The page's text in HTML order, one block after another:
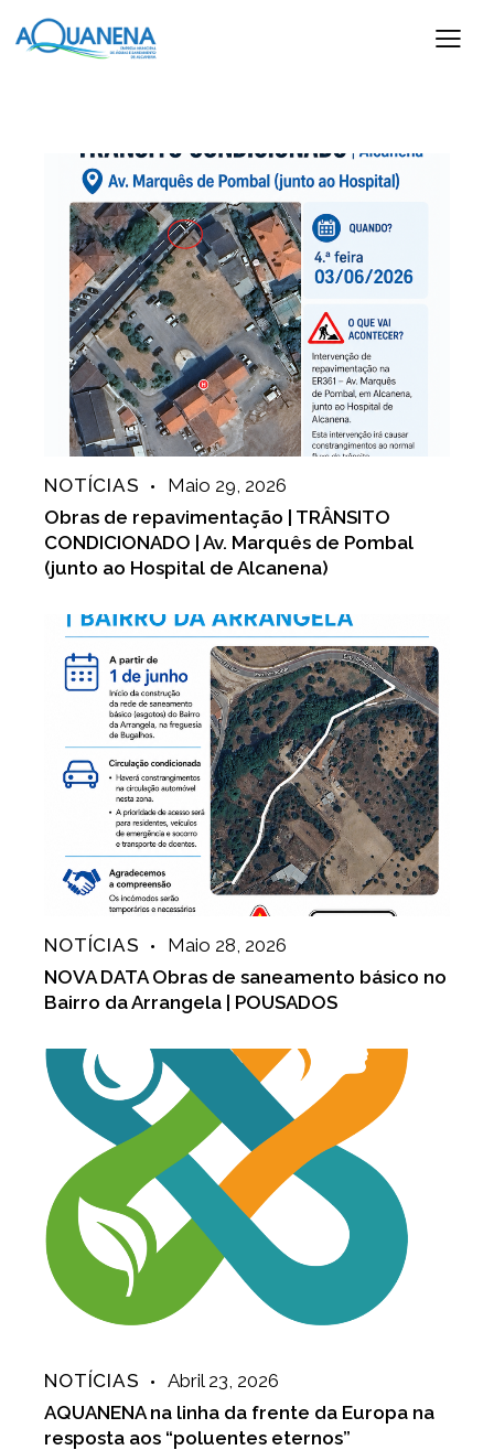
NOTÍCIAS
Maio 29, 2026
Obras de repavimentação | TRÂNSITO
CONDICIONADO | Av. Marquês de Pombal
(junto ao Hospital de Alcanena)
NOTÍCIAS
Maio 28, 2026
NOVA DATA Obras de saneamento básico no
Bairro da Arrangela | POUSADOS
NOTÍCIAS
Abril 23, 2026
AQUANENA na linha da frente da Europa na
resposta aos “poluentes eternos”